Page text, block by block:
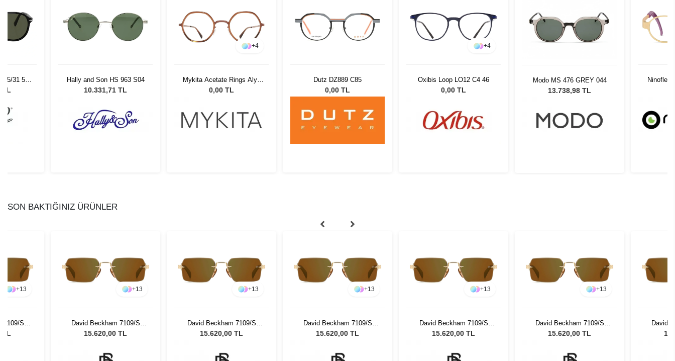
963 S04
TL
Mykita Acetate Rings Alya
A40 Shiny Copper/Topaz
0,00 TL
Dutz DZ889 C85
0,00 TL
Oxibis Loop LO12 C4 46
0,00 TL
Modo MS 476 GREY 044
13.738,98 TL
Ninoflex NF3422 MC30 40
14 128
0,00 TL
Lindberg
SON BAKTIĞINIZ ÜRÜNLER
+13
7109/S
Güneş
TL
+13
David Beckham 7109/S
T5U/MT - 55 Unisex Güneş
15.620,00 TL
+13
David Beckham 7109/S
T5U/MT - 55 Unisex Güneş
15.620,00 TL
+13
David Beckham 7109/S
T5U/MT - 55 Unisex Güneş
15.620,00 TL
+13
David Beckham 7109/S
T5U/MT - 55 Unisex Güneş
15.620,00 TL
+13
David Beckham 7109/S
T5U/MT - 55 Unisex Güneş
15.620,00 TL
David
T5U/MT